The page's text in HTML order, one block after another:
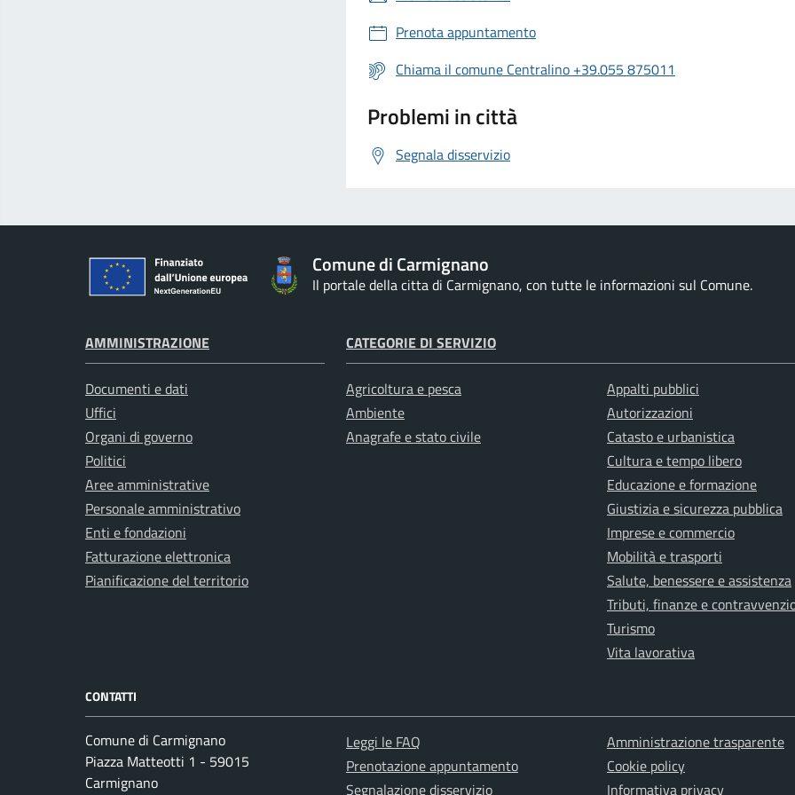
Prenota appuntamento
Chiama il comune Centralino +39.055 875011
Problemi in città
Segnala disservizio
Comune di Carmignano
Il portale della citta di Carmignano, con tutte le informazioni sul Comune.
AMMINISTRAZIONE
Documenti e dati
Uffici
Organi di governo
Politici
Aree amministrative
Personale amministrativo
Enti e fondazioni
Fatturazione elettronica
Pianificazione del territorio
CATEGORIE DI SERVIZIO
Agricoltura e pesca
Ambiente
Anagrafe e stato civile
Appalti pubblici
Autorizzazioni
Catasto e urbanistica
Cultura e tempo libero
Educazione e formazione
Giustizia e sicurezza pubblica
Imprese e commercio
Mobilità e trasporti
Salute, benessere e assistenza
Tributi, finanze e
Turismo
Vita lavorativa
CONTATTI
Comune di Carmignano
Piazza Matteotti 1 - 59015
Carmignano
Leggi le FAQ
Prenotazione appuntamento
Segnalazione disservizio
Amministrazione trasparente
Cookie policy
Informativa privacy